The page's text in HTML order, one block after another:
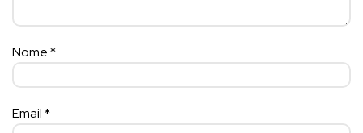
Nome*
Email*